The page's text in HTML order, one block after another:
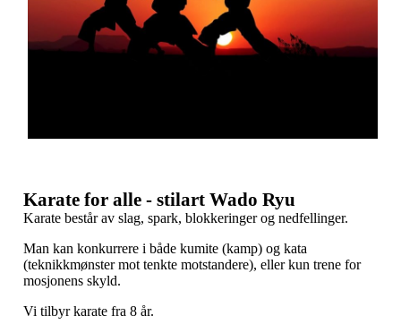
Karate for alle - stilart Wado Ryu
Karate består av slag, spark, blokkeringer og nedfellinger.
Man kan konkurrere i både kumite (kamp) og kata
(teknikkmønster mot tenkte motstandere), eller kun trene for
mosjonens skyld.
Vi tilbyr karate fra 8 år.